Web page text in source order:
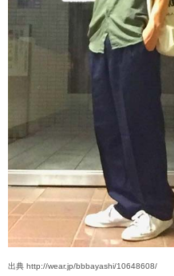
出典 http://wear.jp/bbbayashi/10648608/